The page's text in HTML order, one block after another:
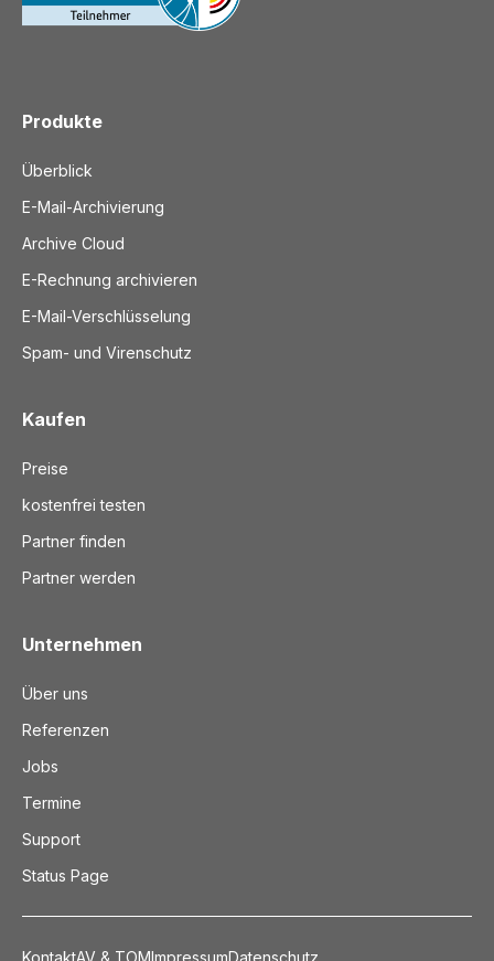
Produkte
Überblick
E-Mail-Archivierung
Archive Cloud
E-Rechnung archivieren
E-Mail-Verschlüsselung
Spam- und Virenschutz
Kaufen
Preise
kostenfrei testen
Partner finden
Partner werden
Unternehmen
Über uns
Referenzen
Jobs
Termine
Support
Status Page